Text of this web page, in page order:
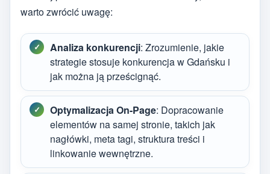
warto zwrócić uwagę:
Analiza konkurencji: Zrozumienie, jakie
strategie stosuje konkurencja w Gdańsku i
jak można ją prześcignąć.
Optymalizacja On-Page: Dopracowanie
elementów na samej stronie, takich jak
nagłówki, meta tagi, struktura treści i
linkowanie wewnętrzne.